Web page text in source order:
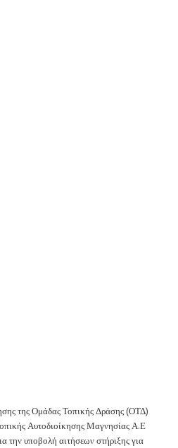
της Ομάδας Τοπικής Δράσης (ΟΤΔ)
Αυτοδιοίκησης Μαγνησίας Α.Ε
την υποβολή αιτήσεων στήριξης για